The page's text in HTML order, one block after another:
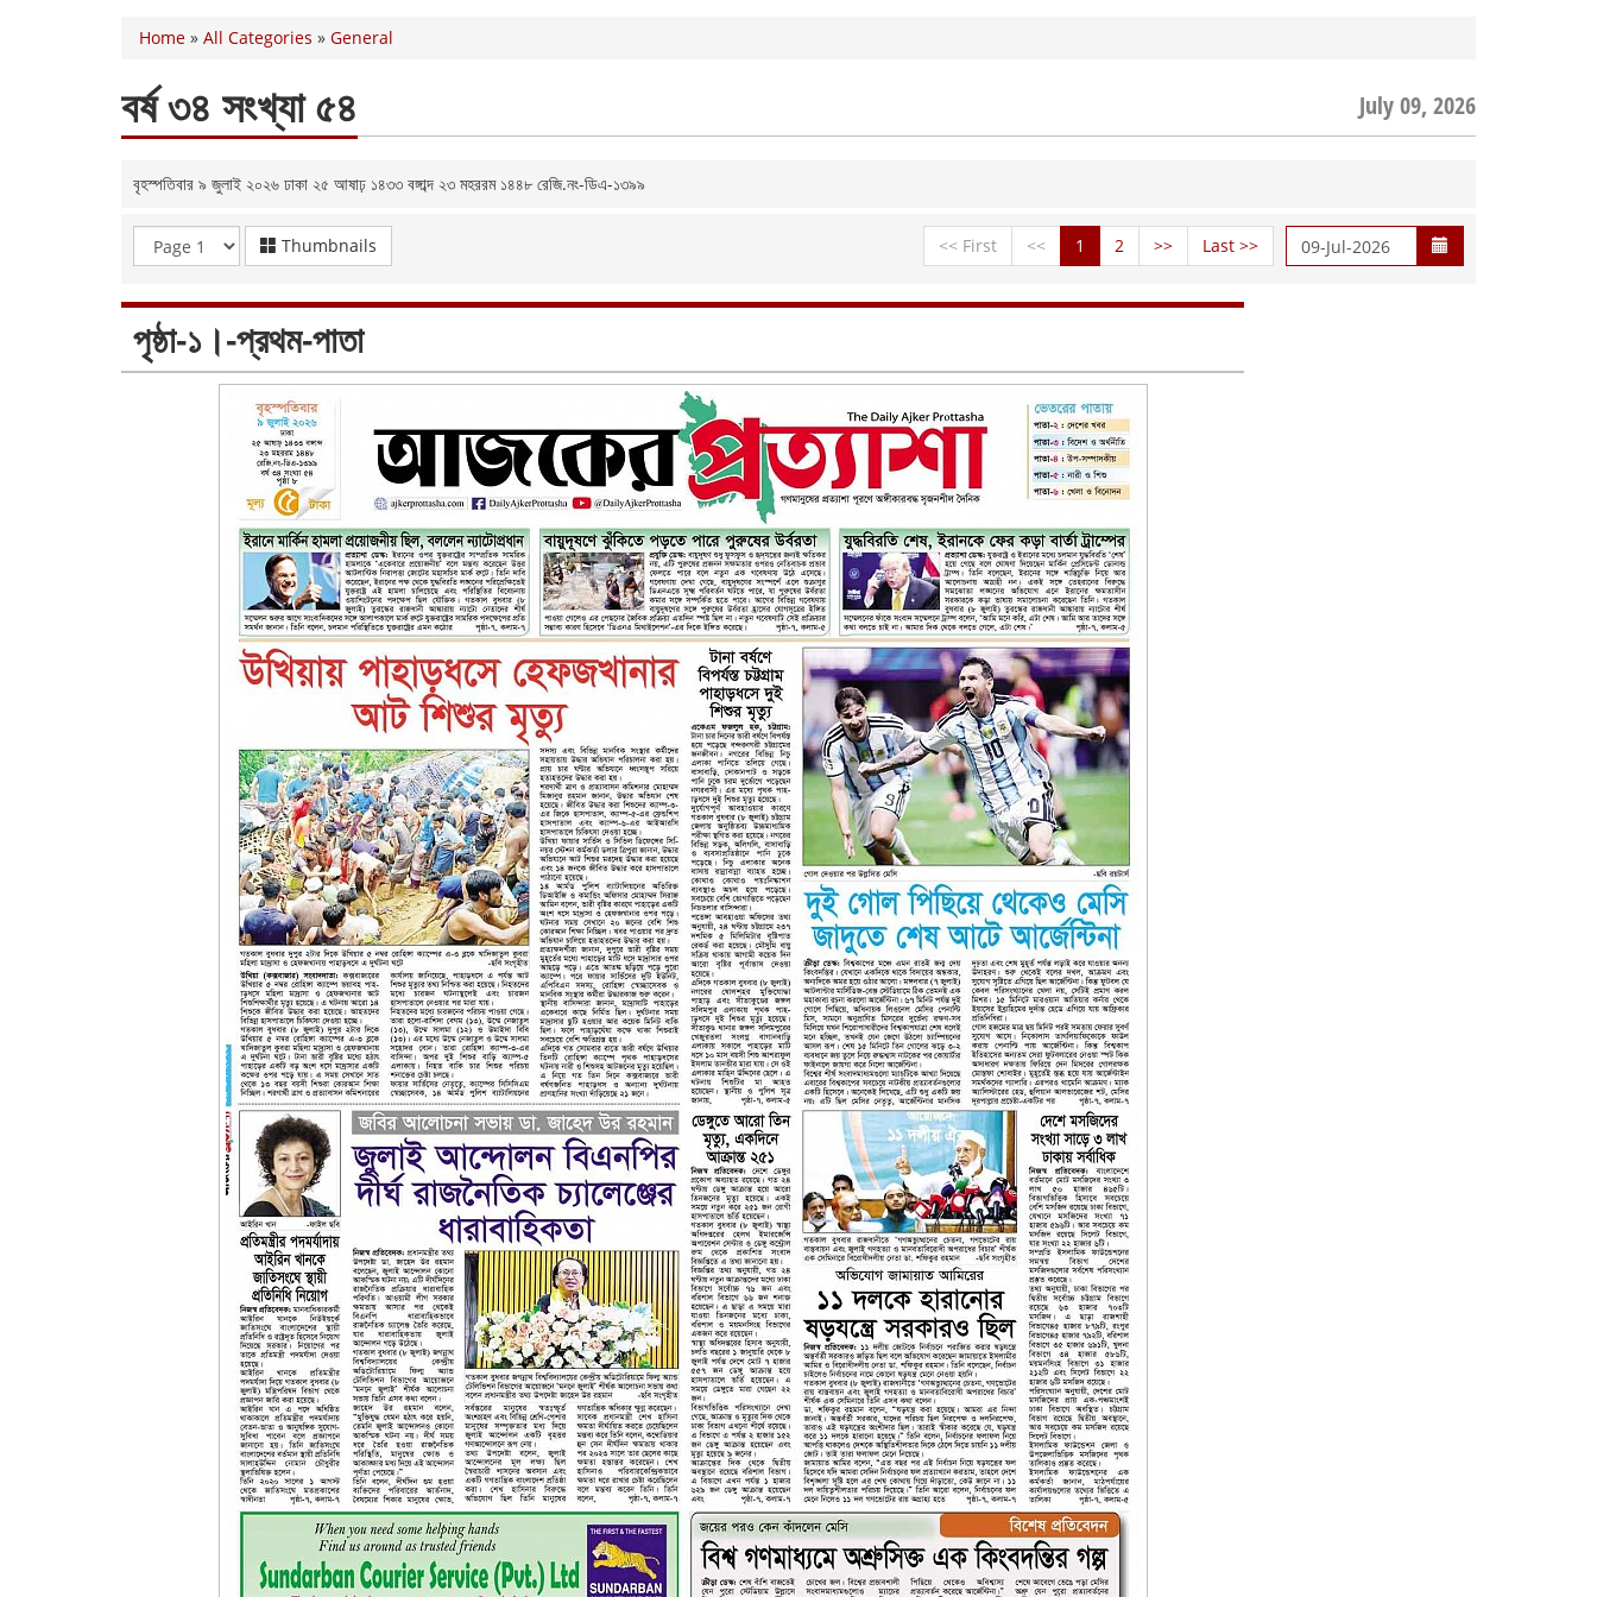
Home » All Categories » General
বর্ষ ৩৪ সংখ্যা ৫৪ July 09, 2026
বৃহস্পতিবার ৯ জুলাই ২০২৬ ঢাকা ২৫ আষাঢ় ১৪৩৩ বঙ্গাব্দ ২৩ মহররম ১৪৪৮ রেজি.নং-ডিএ-১৩৯৯
Thumbnails << First << 1 2 >> Last >>
পৃষ্ঠা-১।-প্রথম-পাতা